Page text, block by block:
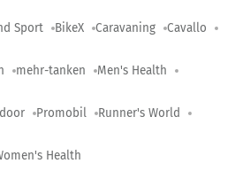
Sport BikeX Caravaning Cavallo
mehr-tanken Men's Health
Promobil Runner's World
Health